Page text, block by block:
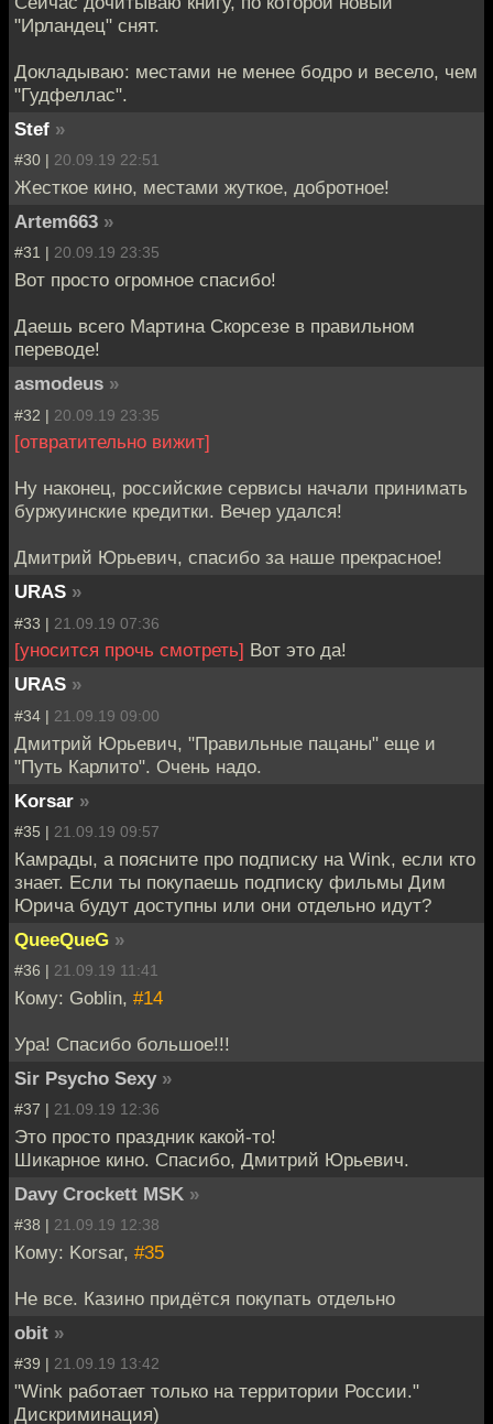
"Ирландец" снят.
Докладываю: местами не менее бодро и весело, чем
"Гудфеллас".
Stef »
#30 | 20.09.19 22:51
Жесткое кино, местами жуткое, добротное!
Artem663 »
#31 | 20.09.19 23:35
Вот просто огромное спасибо!
Даешь всего Мартина Скорсезе в правильном
переводе!
asmodeus »
#32 | 20.09.19 23:35
[отвратительно вижит]
Ну наконец, российские сервисы начали принимать
буржуинские кредитки. Вечер удался!
Дмитрий Юрьевич, спасибо за наше прекрасное!
URAS »
#33 | 21.09.19 07:36
[уносится прочь смотреть] Вот это да!
URAS »
#34 | 21.09.19 09:00
Дмитрий Юрьевич, "Правильные пацаны" еще и
"Путь Карлито". Очень надо.
Korsar »
#35 | 21.09.19 09:57
Камрады, а поясните про подписку на Wink, если кто
знает. Если ты покупаешь подписку фильмы Дим
Юрича будут доступны или они отдельно идут?
QueeQueG »
#36 | 21.09.19 11:41
Кому: Goblin, #14
Ура! Спасибо большое!!!
Sir Psycho Sexy »
#37 | 21.09.19 12:36
Это просто праздник какой-то!
Шикарное кино. Спасибо, Дмитрий Юрьевич.
Davy Crockett MSK »
#38 | 21.09.19 12:38
Кому: Korsar, #35
Не все. Казино придётся покупать отдельно
obit »
#39 | 21.09.19 13:42
"Wink работает только на территории России."
Дискриминация)